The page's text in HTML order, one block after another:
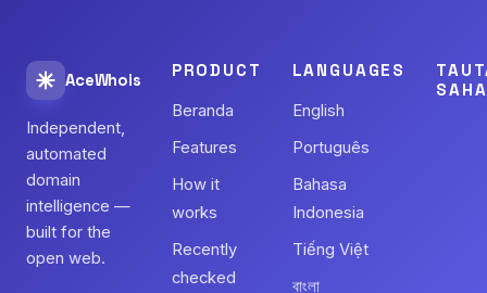
AceWhois
Independent,
automated
domain
intelligence —
built for the
open web.
PRODUCT
Beranda
Features
How it
works
Recently
checked
LANGUAGES
English
Português
Bahasa
Indonesia
Tiếng Việt
বাংলা